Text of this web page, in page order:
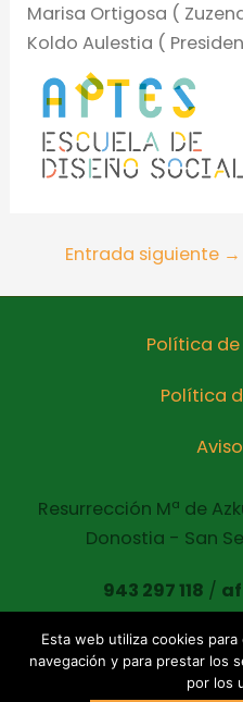
Marisa Ortigosa (
Koldo Aulestia (
Entrada siguiente →
Política
Política
Resurrección Mª de
Donostia - San
943 297 118 /
Copyright © 2021
Esta web utiliza cookies
navegación y para prestar los
por los